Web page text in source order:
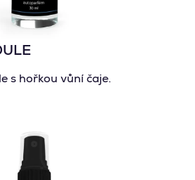
s hořkou vůní čaje.